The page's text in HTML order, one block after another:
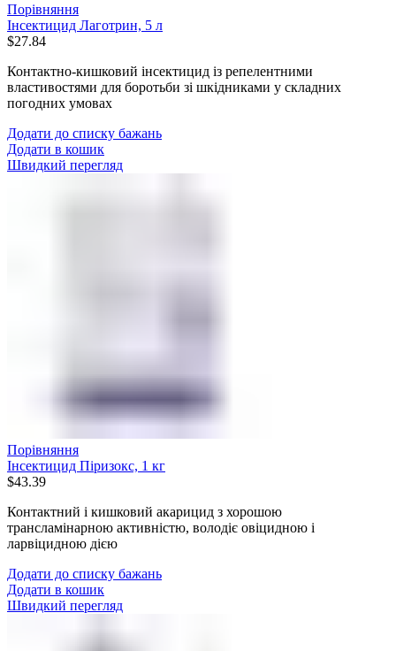
Порівняння
Інсектицид Лаготрин, 5 л
$27.84
Контактно-кишковий інсектицид із репелентними
властивостями для боротьби зі шкідниками у складних
погодних умовах
Додати до списку бажань
Додати в кошик
Швидкий перегляд
Порівняння
Інсектицид Піризокс, 1 кг
$43.39
Контактний і кишковий акарицид з хорошою
трансламінарною активністю, володіє овіцидною і
ларвіцидною дією
Додати до списку бажань
Додати в кошик
Швидкий перегляд